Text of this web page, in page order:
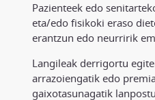
Pazienteek edo
eta/edo fisikoki eraso
erantzun edo neurririk
Langileak derrigortu
arrazoiengatik edo
gaixotasunagatik